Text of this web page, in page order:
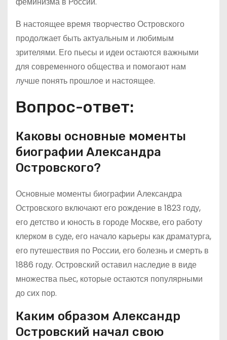
В настоящее время творчество Островского
продолжает быть актуальным и любимым
зрителями. Его пьесы и идеи остаются важными
для современного общества и помогают нам
лучше понять прошлое и настоящее.
Вопрос-ответ:
Каковы основные моменты
биографии Александра
Островского?
Основные моменты биографии Александра
Островского включают его рождение в 1823 году,
его детство и юность в городе Москве, его работу
клерком в суде, его начало карьеры как драматурга,
его путешествия по России, его болезнь и смерть в
1886 году. Островский оставил наследие в виде
множества пьес, которые остаются популярными
до сих пор.
Каким образом Александр
Островский начал свою